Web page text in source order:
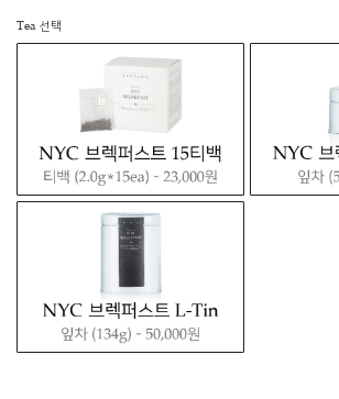
Tea 선택